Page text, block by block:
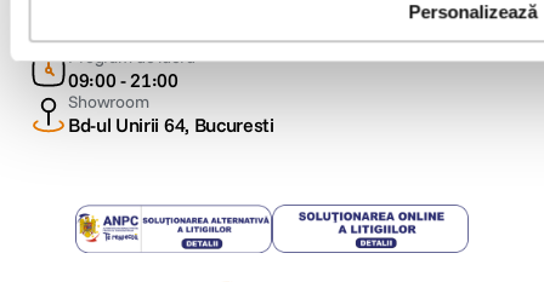
Personalizează
+40 21 270 0050
Program de lucru
09:00 - 21:00
Showroom
Bd-ul Unirii 64, Bucuresti